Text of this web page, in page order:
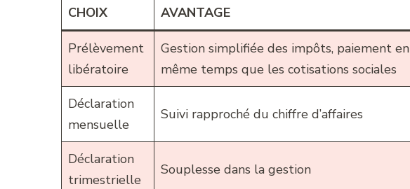
CHOIX AVANTAGE
Prélèvement
libératoire
Gestion simplifiée des impôts, paiement en
même temps que les cotisations sociales
Déclaration
mensuelle
Suivi rapproché du chiffre d’affaires
Déclaration
trimestrielle
Souplesse dans la gestion